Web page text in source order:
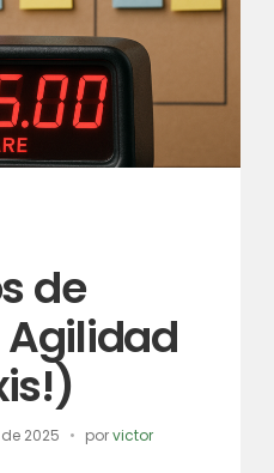
de
2025 porvictor